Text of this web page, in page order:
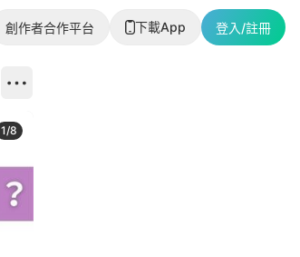
創作者合作平台 下載App 登入/註冊
1/8